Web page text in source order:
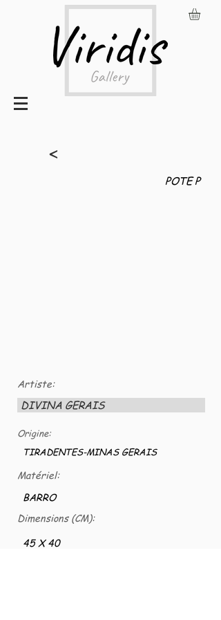
<
POTE P
Artiste:
DIVINA GERAIS
Origine:
TIRADENTES-MINAS GERAIS
Matériel:
BARRO
Dimensions (CM):
45 X 40